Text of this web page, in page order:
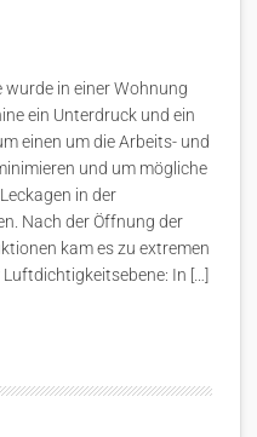
in einer Wohnung
ein Unterdruck und ein
einen um die Arbeits- und
und um mögliche
in der
Nach der Öffnung der
kam es zu extremen
In […]